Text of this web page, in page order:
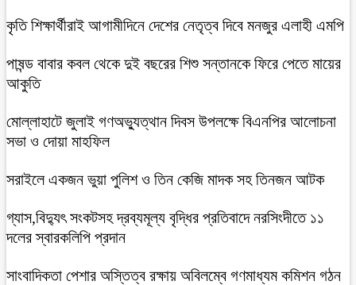
কৃতি শিক্ষার্থীরাই আগামীদিনে দেশের নেতৃত্ব দিবে মনজুর এলাহী এমপি
পাষন্ড বাবার কবল থেকে দুই বছরের শিশু সন্তানকে ফিরে পেতে মায়ের
আকুতি
মোল্লাহাটে জুলাই গণঅভ্যুত্থান দিবস উপলক্ষে বিএনপির আলোচনা
সভা ও দোয়া মাহফিল
সরাইলে একজন ভুয়া পুলিশ ও তিন কেজি মাদক সহ তিনজন আটক
গ্যাস,বিদ্যুৎ সংকটসহ দ্রব্যমূল্য বৃদ্ধির প্রতিবাদে নরসিংদীতে ১১
দলের স্বারকলিপি প্রদান
সাংবাদিকতা পেশার অস্তিত্ব রক্ষায় অবিলম্বে গণমাধ্যম কমিশন গঠন